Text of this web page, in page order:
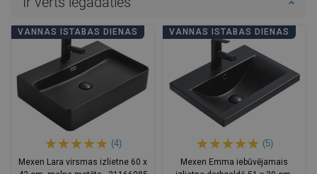
VANNAS ISTABAS DIENAS
(4)
Mexen Lara virsmas izlietne 60 x
VANNAS ISTABAS DIENAS
(5)
Mexen Emma iebūvējamais